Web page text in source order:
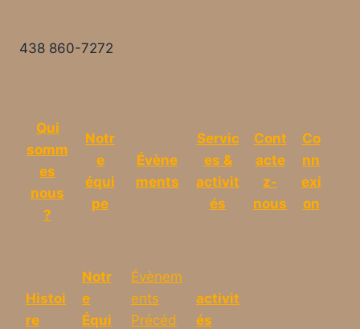
438 860-7272
Qui
somm
es
nous
?
Notr
e
équi
pe
Évène
ments
Servic
es &
activit
és
Cont
acte
z-
nous
Co
nn
exi
on
Histoi
re
Notr
e
Équi
Évènem
ents
Précéd
activit
és